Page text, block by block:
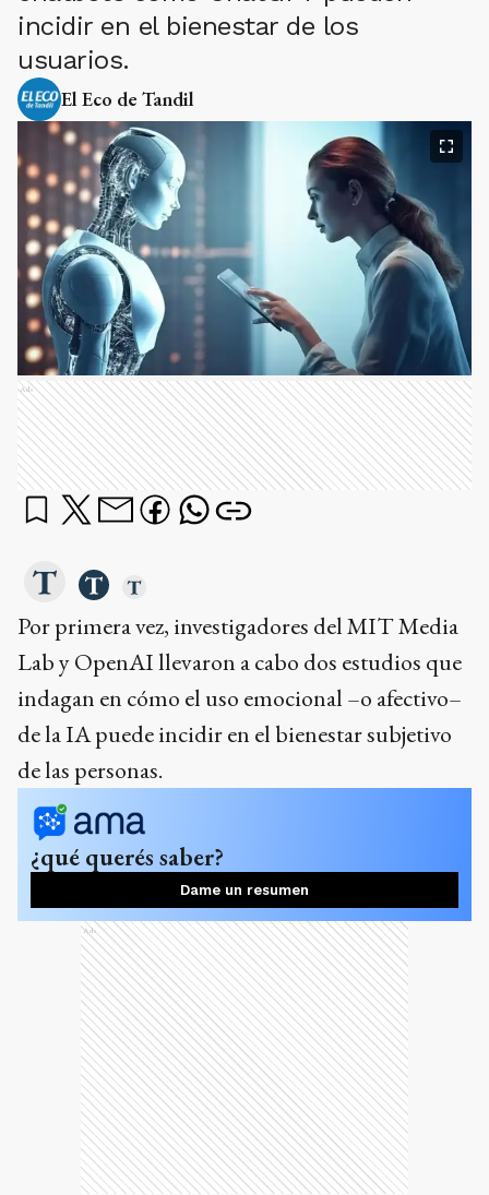
incidir en el bienestar de los
usuarios.
El Eco de Tandil
Ads
Por primera vez, investigadores del MIT Media
Lab y OpenAI llevaron a cabo dos estudios que
indagan en cómo el uso emocional –o afectivo–
de la IA puede incidir en el bienestar subjetivo
de las personas.
¿qué querés saber?
Dame un resumen
Ads